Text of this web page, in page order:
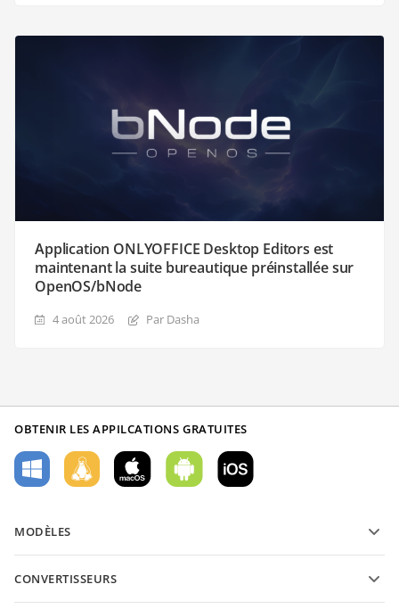
Application ONLYOFFICE Desktop Editors est
maintenant la suite bureautique préinstallée sur
OpenOS/bNode
4 août 2026 Par Dasha
OBTENIR LES APPILCATIONS GRATUITES
MODÈLES
Modèles de documents texte
CONVERTISSEURS